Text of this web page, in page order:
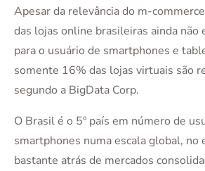
Apesar da relevância do m-
das lojas online brasileiras ainda não
para o usuário de smartphones e
somente 16% das lojas virtuais são
segundo a BigData Corp.
O Brasil é o 5º país em número de
smartphones numa escala global, no
bastante atrás de mercados